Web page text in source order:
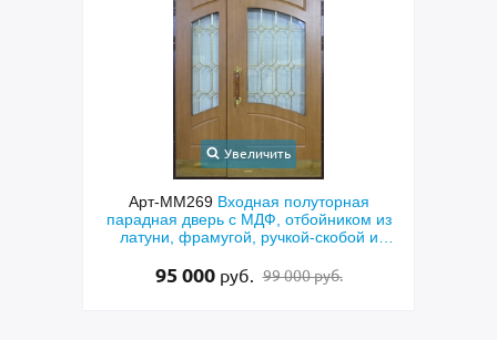
полуторная
МДФ, отбойником из
ручкой-скобой и
Арт-ММ273Металлическая
техническая дверь с большими
и порошковым серым
40 000